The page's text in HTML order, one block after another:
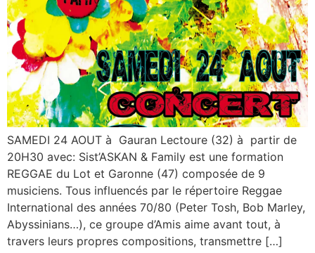
SAMEDI 24 AOUT à Gauran Lectoure (32) à partir de
20H30 avec: Sist’ASKAN & Family est une formation
REGGAE du Lot et Garonne (47) composée de 9
musiciens. Tous influencés par le répertoire Reggae
International des années 70/80 (Peter Tosh, Bob Marley,
Abyssinians…), ce groupe d’Amis aime avant tout, à
travers leurs propres compositions, transmettre […]